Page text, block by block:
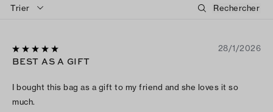
Trier
28/1/2026
BEST AS A GIFT
I bought this bag as a gift to my friend and she loves it so
much.